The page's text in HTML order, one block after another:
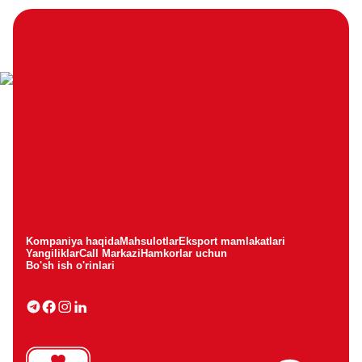
Kompaniya haqidaMahsulotlarEksport mamlakatlari
YangiliklarCall Markazi Hamkorlar uchun
Bo'sh ish o'rinlari